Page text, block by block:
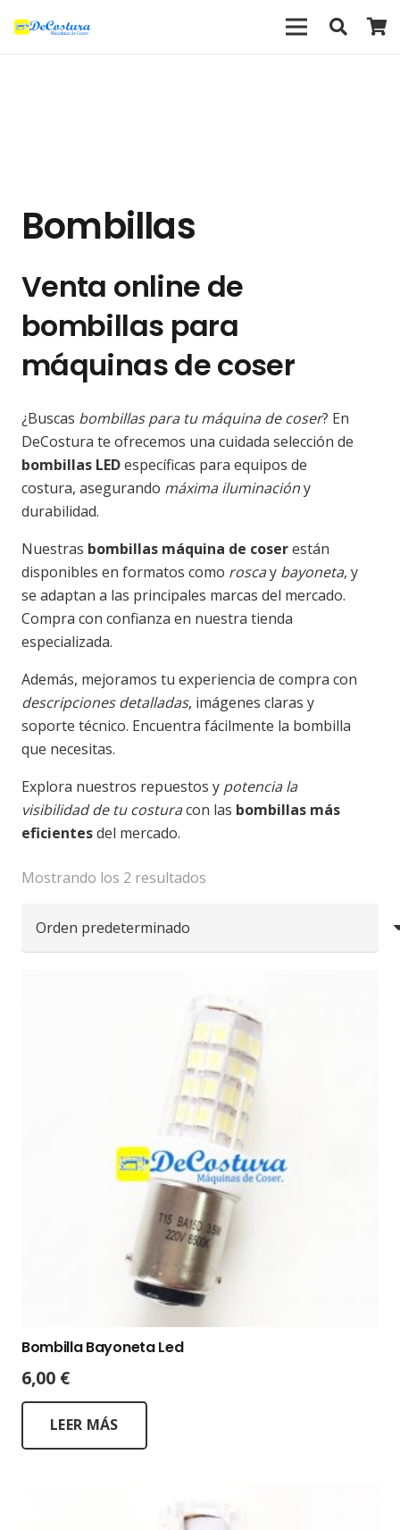
Bombillas
Venta online de
bombillas para
máquinas de coser
¿Buscas bombillas para tu máquina de coser? En
DeCostura te ofrecemos una cuidada selección de
bombillas LEDespecíficas para equipos de
costura, asegurando máxima iluminacióny
durabilidad.
Nuestras bombillas máquina de coserestán
disponibles en formatos como roscay bayoneta, y
se adaptan a las principales marcas del mercado.
Compra con confianza en nuestra tienda
especializada.
Además, mejoramos tu experiencia de compra con
descripciones detalladas, imágenes claras y
soporte técnico. Encuentra fácilmente la bombilla
que necesitas.
Explora nuestros repuestos y potencia la
visibilidad de tu costuracon las bombillas más
eficientesdel mercado.
Mostrando los 2 resultados
Bombilla Bayoneta Led
6,00 €
LEER MÁS